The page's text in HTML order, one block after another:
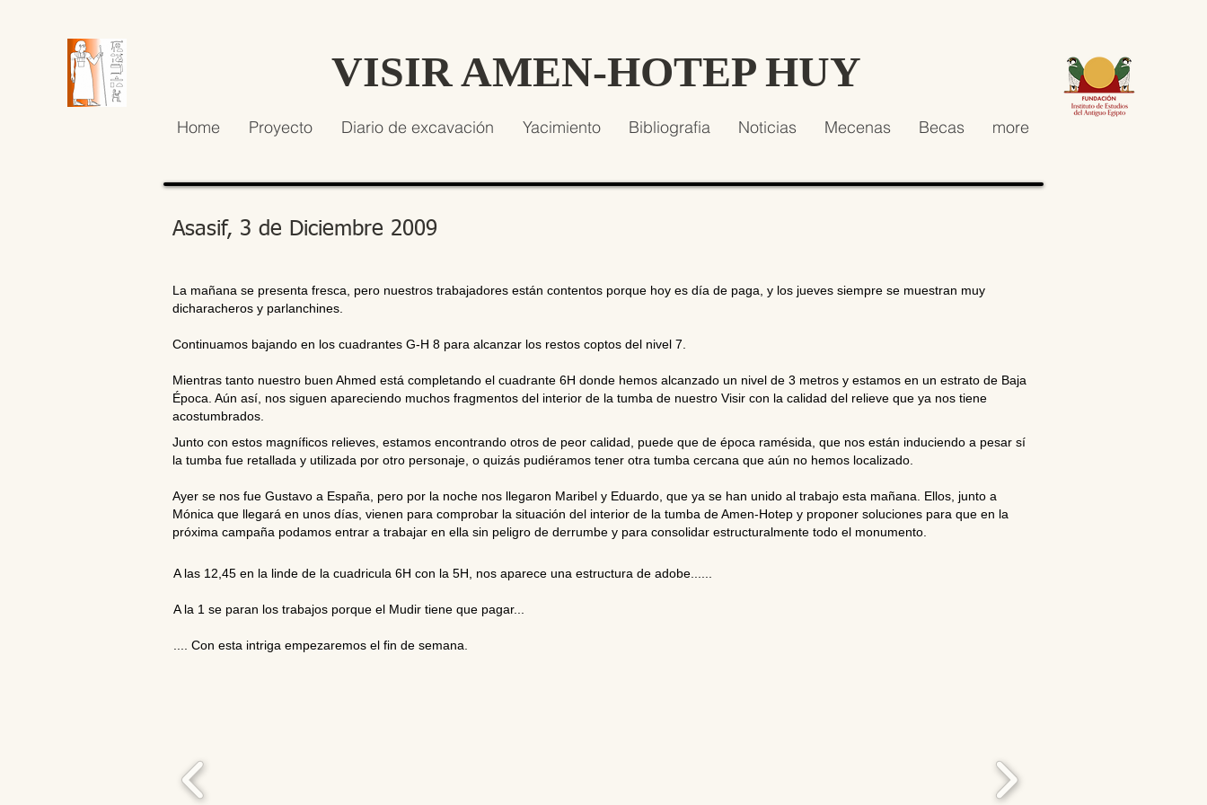
VISIR AMEN-HOTEP HUY
Home Proyecto Diario de excavación Yacimiento Bibliografia Noticias Mecenas Becas more
Asasif, 3 de Diciembre 2009
La mañana se presenta fresca, pero nuestros trabajadores están contentos porque hoy es día de paga, y los jueves siempre se muestran muy
dicharacheros y parlanchines.
Continuamos bajando en los cuadrantes G-H 8 para alcanzar los restos coptos del nivel 7.
Mientras tanto nuestro buen Ahmed está completando el cuadrante 6H donde hemos alcanzado un nivel de 3 metros y estamos en un estrato de Baja
Época. Aún así, nos siguen apareciendo muchos fragmentos del interior de la tumba de nuestro Visir con la calidad del relieve que ya nos tiene
acostumbrados.
Junto con estos magníficos relieves, estamos encontrando otros de peor calidad, puede que de época ramésida, que nos están induciendo a pesar sí
la tumba fue retallada y utilizada por otro personaje, o quizás pudiéramos tener otra tumba cercana que aún no hemos localizado.
Ayer se nos fue Gustavo a España, pero por la noche nos llegaron Maribel y Eduardo, que ya se han unido al trabajo esta mañana. Ellos, junto a
Mónica que llegará en unos días, vienen para comprobar la situación del interior de la tumba de Amen-Hotep y proponer soluciones para que en la
próxima campaña podamos entrar a trabajar en ella sin peligro de derrumbe y para consolidar estructuralmente todo el monumento.
A las 12,45 en la linde de la cuadricula 6H con la 5H, nos aparece una estructura de adobe......
A la 1 se paran los trabajos porque el Mudir tiene que pagar...
.... Con esta intriga empezaremos el fin de semana.